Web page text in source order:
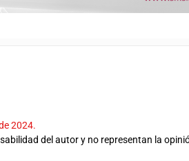
2024.
del autor y no representan la